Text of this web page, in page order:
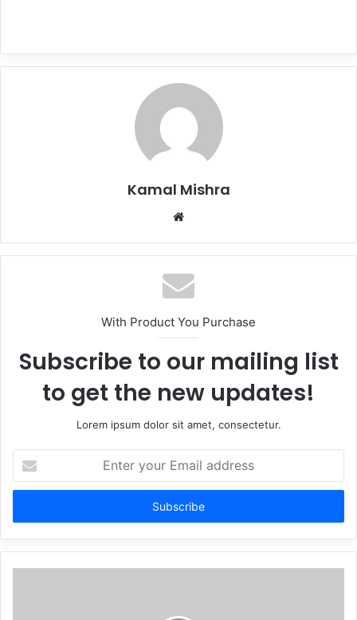
Kamal Mishra
Website
With Product You Purchase
Subscribe to our mailing list
to get the new updates!
Lorem ipsum dolor sit amet, consectetur.
your
Email